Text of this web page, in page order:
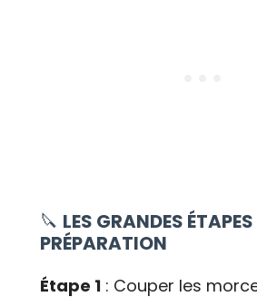
🔪 LES GRANDES ÉTAPES
PRÉPARATION
Étape 1 : Couper les